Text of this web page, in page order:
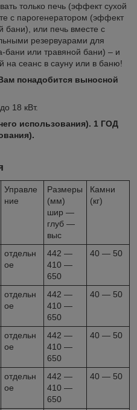
только печь (эффект сухой
с парогенератором (эффект
бани), или печь вместе с
резервуарами для
или травяной бани) – и
на сеанс в сауну или в баню!
понадобится выносной
18 кВт.
использования). 1 ГОД
Управле
ние
Размеры
(мм)
шир —
глуб —
выс
Камни
(кг)
отдельн
ое
442 —
410 —
650
40 — 50
отдельн
ое
442 —
410 —
650
40 — 50
отдельн
ое
442 —
410 —
650
40 — 50
отдельн
ое
442 —
410 —
650
40 — 50